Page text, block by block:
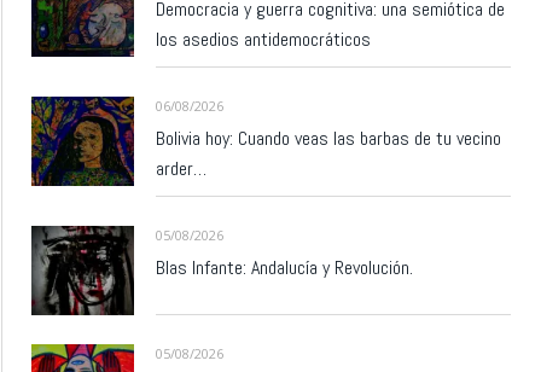
Democracia y guerra cognitiva: una semiótica de
los asedios antidemocráticos
06/08/2026
Bolivia hoy: Cuando veas las barbas de tu vecino
arder…
05/08/2026
Blas Infante: Andalucía y Revolución.
05/08/2026